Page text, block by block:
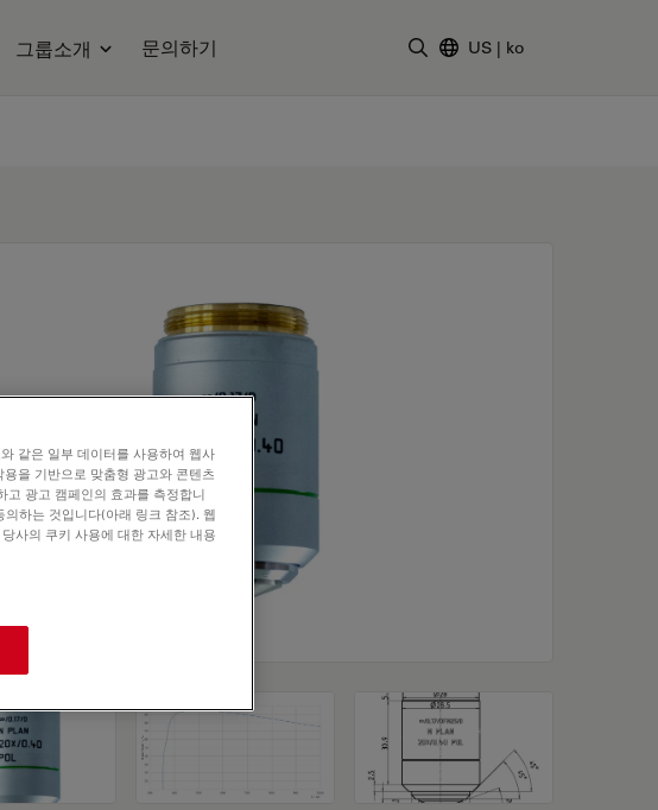
그룹소개 문의하기 US | ko
같은 일부 데이터를 사용하여 웹사
을 기반으로 맞춤형 광고와 콘텐츠
고 광고 캠페인의 효과를 측정합니
하는 것입니다(아래 링크 참조). 웹
사의 쿠키 사용에 대한 자세한 내용